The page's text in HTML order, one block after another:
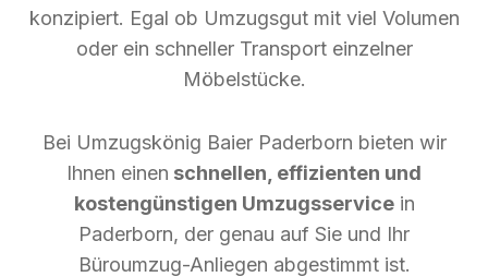
konzipiert. Egal ob Umzugsgut mit viel Volumen
oder ein schneller Transport einzelner
Möbelstücke.
Bei Umzugskönig Baier Paderborn bieten wir
Ihnen einen schnellen, effizienten und
kostengünstigen Umzugsservicein
Paderborn, der genau auf Sie und Ihr
Büroumzug-Anliegen abgestimmt ist.